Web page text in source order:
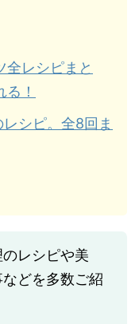
全レシピまと
！
シピ。全8回ま
レシピや美
どを多数ご紹